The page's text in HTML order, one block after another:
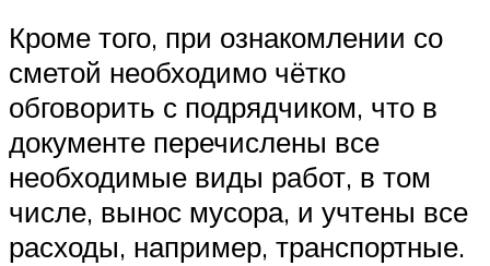
Кроме того, при ознакомлении со
сметой необходимо чётко
обговорить с подрядчиком, что в
документе перечислены все
необходимые виды работ, в том
числе, вынос мусора, и учтены все
расходы, например, транспортные.